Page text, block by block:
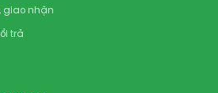
giao nhận
trả